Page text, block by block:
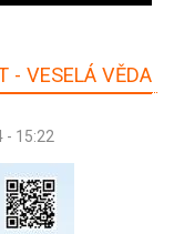
- VESELÁ VĚDA
- 15:22